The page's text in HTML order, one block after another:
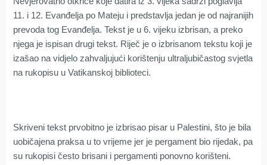
11. i 12. Evanđelja po Mateju i predstavlja jedan je od najranijih
prevoda tog Evanđelja. Tekst je u 6. vijeku izbrisan, a preko
njega je ispisan drugi tekst. Riječ je o izbrisanom tekstu koji je
izašao na vidjelo zahvaljujući korištenju ultraljubičastog svjetla
na rukopisu u Vatikanskoj biblioteci.
Skriveni tekst prvobitno je izbrisao pisar u Palestini, što je bila
uobičajena praksa u to vrijeme jer je pergament bio rijedak, pa
su rukopisi često brisani i pergamenti ponovno korišteni.